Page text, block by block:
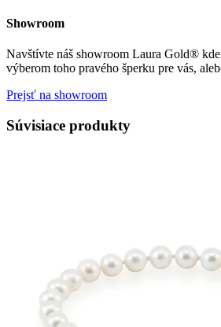
Showroom
Navštívte náš showroom Laura Gold®
výberom toho pravého šperku pre vás,
Prejsť na showroom
Súvisiace produkty